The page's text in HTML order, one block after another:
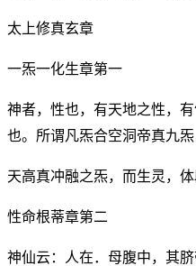
太上修真玄章
一炁一化生章第一
神者，性也，有天地之性，
也。所谓凡炁合空洞帝真九
天高真冲融之炁，而生灵，
性命根蒂章第二
神仙云：人在．母腹中，其